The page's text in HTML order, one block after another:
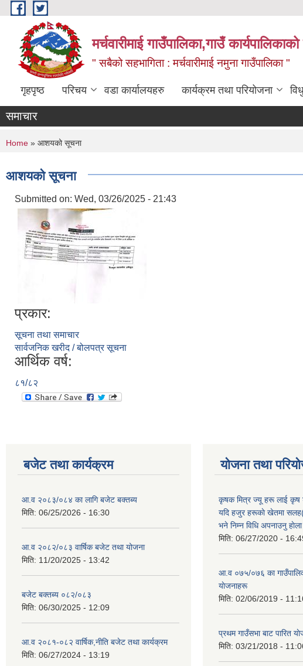
Skip to main content
मर्चवारीमाई गाउँपालिका,गाउँ
" सबैको सहभागिता : मर्चवारीमाई नमुना गाउँपालिका "
गृहपृष्ठ परिचय वडा कार्यालयहरु कार्यक्रम तथा परियोजना
समाचार
You are here
Home » आशयको सूचना
आशयको सूचना
Submitted on: Wed, 03/26/2025 - 21:43
प्रकार:
सूचना तथा समाचार
सार्वजनिक खरीद / बोलपत्र सूचना
आर्थिक वर्ष:
८१/८२
बजेट तथा कार्यक्रम
आ.व २०८३/०८४ का लागि बजेट बक्तब्य
मिति: 06/25/2026 - 16:30
आ.व २०८२/०८३ वार्षिक बजेट तथा योजना
मिति: 11/20/2025 - 13:42
बजेट बक्तब्य ०८२/०८३
मिति: 06/30/2025 - 12:09
आ.व २०८१-०८२ वार्षिक,नीति बजेट तथा कार्यक्रम
मिति: 06/27/2024 - 13:19
योजना तथा
कृषक मित्र ज्यू हरू लाई कृष
यदि हजुर हरूकाे खेतमा
भने निम्न विधि अपनाउनु हाेला
मिति: 06/27/2020 -
आ‍.व ०७५/०७६ का
याेजनाहरू
मिति: 02/06/2019 -
प्रथम गाउँसभा बाट पारित
मिति: 03/21/2018 -